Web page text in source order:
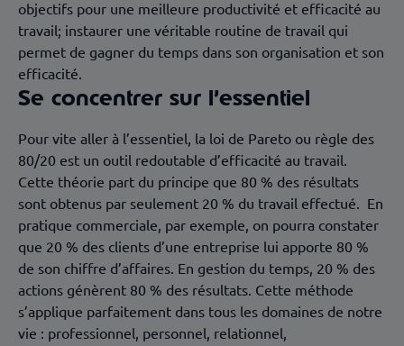
objectifs pour une meilleure productivité et efficacité au
travail; instaurer une véritable routine de travail qui
permet de gagner du temps dans son organisation et son
efficacité.
Se concentrer sur l’essentiel
Pour vite aller à l’essentiel, la loi de Pareto ou règle des
80/20 est un outil redoutable d’efficacité au travail.
Cette théorie part du principe que 80 % des résultats
sont obtenus par seulement 20 % du travail effectué. En
pratique commerciale, par exemple, on pourra constater
que 20 % des clients d’une entreprise lui apporte 80 %
de son chiffre d’affaires. En gestion du temps, 20 % des
actions génèrent 80 % des résultats. Cette méthode
s’applique parfaitement dans tous les domaines de notre
vie : professionnel, personnel, relationnel,